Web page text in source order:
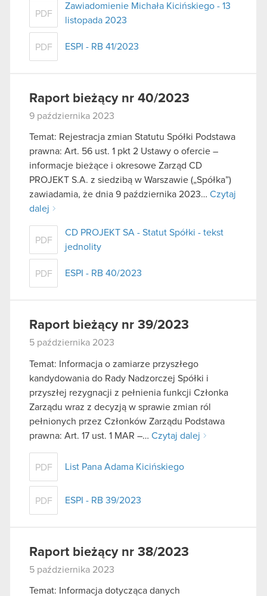
PDF
Zawiadomienie Michała Kicińskiego - 13
listopada 2023
PDF ESPI - RB 41/2023
Raport bieżący nr 40/2023
9 października 2023
Temat: Rejestracja zmian Statutu Spółki Podstawa
prawna: Art. 56 ust. 1 pkt 2 Ustawy o ofercie –
informacje bieżące i okresowe Zarząd CD
PROJEKT S.A. z siedzibą w Warszawie („Spółka”)
zawiadamia, że dnia 9 października 2023… Czytaj
dalej
PDF
CD PROJEKT SA - Statut Spółki - tekst
jednolity
PDF ESPI - RB 40/2023
Raport bieżący nr 39/2023
5 października 2023
Temat: Informacja o zamiarze przyszłego
kandydowania do Rady Nadzorczej Spółki i
przyszłej rezygnacji z pełnienia funkcji Członka
Zarządu wraz z decyzją w sprawie zmian ról
pełnionych przez Członków Zarządu Podstawa
prawna: Art. 17 ust. 1 MAR –… Czytaj dalej
PDF List Pana Adama Kicińskiego
PDF ESPI - RB 39/2023
Raport bieżący nr 38/2023
5 października 2023
Temat: Informacja dotycząca danych